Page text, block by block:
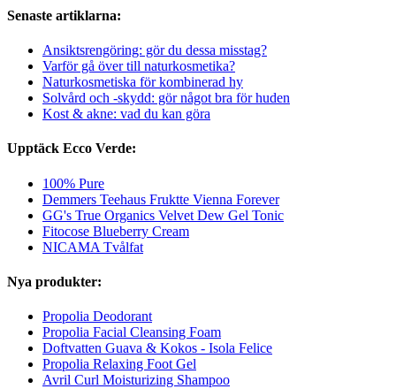
Senaste artiklarna:
Ansiktsrengöring: gör du dessa misstag?
Varför gå över till naturkosmetika?
Naturkosmetiska för kombinerad hy
Solvård och -skydd: gör något bra för huden
Kost & akne: vad du kan göra
Upptäck Ecco Verde:
100% Pure
Demmers Teehaus Fruktte Vienna Forever
GG's True Organics Velvet Dew Gel Tonic
Fitocose Blueberry Cream
NICAMA Tvålfat
Nya produkter:
Propolia Deodorant
Propolia Facial Cleansing Foam
Doftvatten Guava & Kokos - Isola Felice
Propolia Relaxing Foot Gel
Avril Curl Moisturizing Shampoo